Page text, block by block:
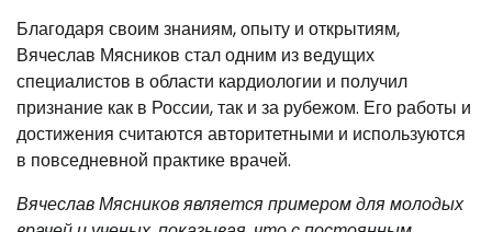
Благодаря своим знаниям, опыту и открытиям,
Вячеслав Мясников стал одним из ведущих
специалистов в области кардиологии и получил
признание как в России, так и за рубежом. Его работы и
достижения считаются авторитетными и используются
в повседневной практике врачей.
Вячеслав Мясников является примером для молодых